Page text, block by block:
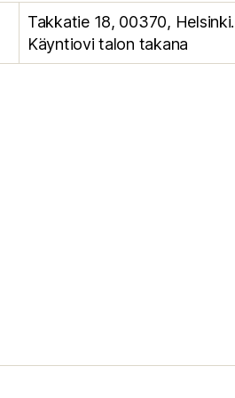
Takkatie 18, 00370, Helsinki.
Käyntiovi talon takana